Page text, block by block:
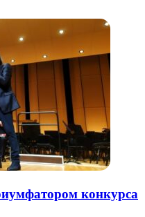
конкурса